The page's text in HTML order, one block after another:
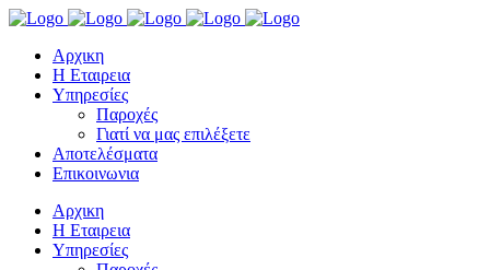
Αρχικη
Η Εταιρεια
Υπηρεσίες
Παροχές
Γιατί να μας επιλέξετε
Αποτελέσματα
Επικοινωνια
Αρχικη
Η Εταιρεια
Υπηρεσίες